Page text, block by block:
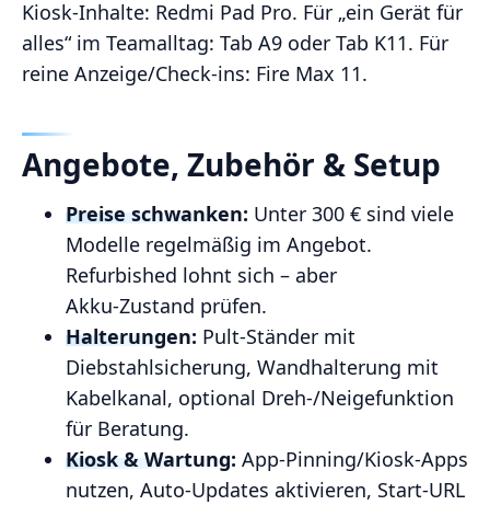
Kiosk‑Inhalte: Redmi Pad Pro. Für „ein Gerät für
alles“ im Teamalltag: Tab A9 oder Tab K11. Für
reine Anzeige/Check‑ins: Fire Max 11.
Angebote, Zubehör & Setup
Preise schwanken: Unter 300 € sind viele
Modelle regelmäßig im Angebot.
Refurbished lohnt sich – aber
Akku‑Zustand prüfen.
Halterungen: Pult‑Ständer mit
Diebstahlsicherung, Wandhalterung mit
Kabelkanal, optional Dreh‑/Neigefunktion
für Beratung.
Kiosk & Wartung: App‑Pinning/Kiosk‑Apps
nutzen, Auto‑Updates aktivieren, Start‑URL